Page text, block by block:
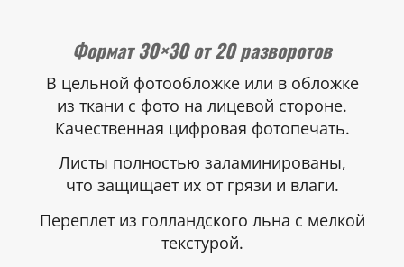
Формат 30×30 от 20 разворотов
В цельной фотообложке или в обложке
из ткани с фото на лицевой стороне.
Качественная цифровая фотопечать.
Листы полностью заламинированы,
что защищает их от грязи и влаги.
Переплет из голландского льна с мелкой
текстурой.